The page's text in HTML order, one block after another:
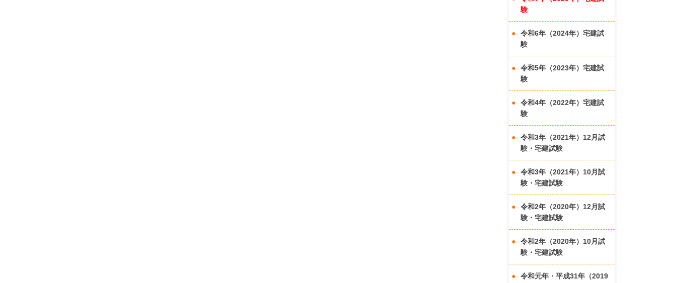
験
令和6年（2024年）宅建試
験
令和5年（2023年）宅建試
験
令和4年（2022年）宅建試
験
令和3年（2021年）12月試
験・宅建試験
令和3年（2021年）10月試
験・宅建試験
令和2年（2020年）12月試
験・宅建試験
令和2年（2020年）10月試
験・宅建試験
令和元年・平成31年（2019